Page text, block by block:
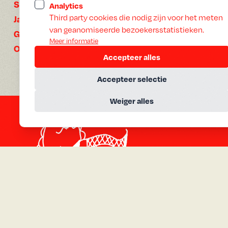
Analytics
Third party cookies die nodig zijn voor het meten
van geanomiseerde bezoekersstatistieken.
Meer informatie
Accepteer alles
Accepteer selectie
Weiger alles
Speelduur:65 min
Jaar: 2025
Gesproken:Nederlands
Ondertiteling:Geen ondertiteling